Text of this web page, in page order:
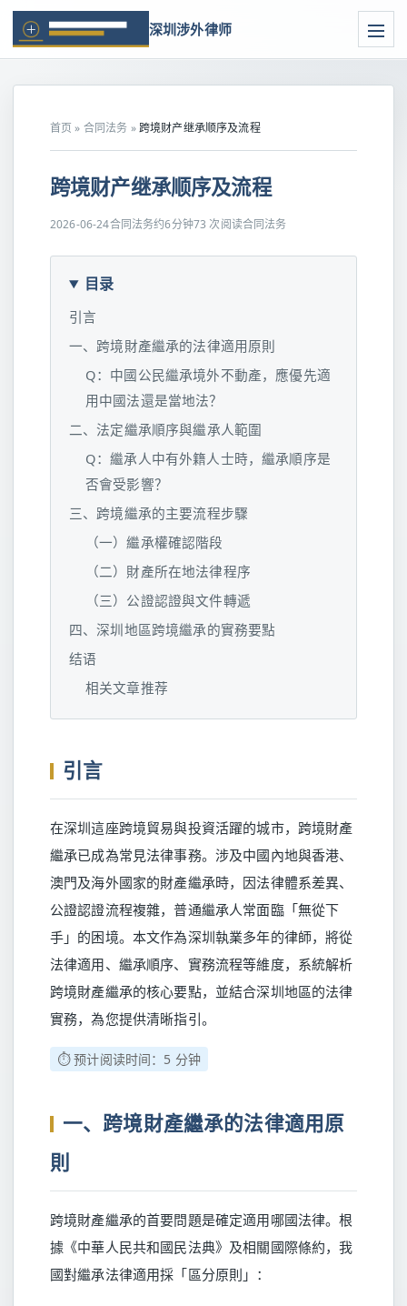
深圳涉外律师
首页 » 合同法务 »跨境财产继承顺序及流程
跨境财产继承顺序及流程
2026-06-24合同法务约6分钟73 次阅读合同法务
目录
引言
一、跨境財產繼承的法律適用原則
Q：中國公民繼承境外不動產，應優先適
用中國法還是當地法？
二、法定繼承順序與繼承人範圍
Q：繼承人中有外籍人士時，繼承順序是
否會受影響？
三、跨境繼承的主要流程步驟
（一）繼承權確認階段
（二）財產所在地法律程序
（三）公證認證與文件轉遞
四、深圳地區跨境繼承的實務要點
结语
相关文章推荐
引言
在深圳這座跨境貿易與投資活躍的城市，跨境財產
繼承已成為常見法律事務。涉及中國內地與香港、
澳門及海外國家的財產繼承時，因法律體系差異、
公證認證流程複雜，普通繼承人常面臨「無從下
手」的困境。本文作為深圳執業多年的律師，將從
法律適用、繼承順序、實務流程等維度，系統解析
跨境財產繼承的核心要點，並結合深圳地區的法律
實務，為您提供清晰指引。
⏱️ 预计阅读时间：5 分钟
一、跨境財產繼承的法律適用原
則
跨境財產繼承的首要問題是確定適用哪國法律。根
據《中華人民共和國民法典》及相關國際條約，我
國對繼承法律適用採「區分原則」：